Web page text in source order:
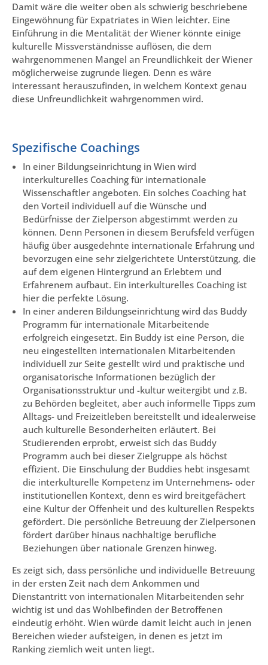
Damit wäre die weiter oben als schwierig beschriebene
Eingewöhnung für Expatriates in Wien leichter. Eine
Einführung in die Mentalität der Wiener könnte einige
kulturelle Missverständnisse auflösen, die dem
wahrgenommenen Mangel an Freundlichkeit der Wiener
möglicherweise zugrunde liegen. Denn es wäre
interessant herauszufinden, in welchem Kontext genau
diese Unfreundlichkeit wahrgenommen wird.
Spezifische Coachings
In einer Bildungseinrichtung in Wien wird
interkulturelles Coaching für internationale
Wissenschaftler angeboten. Ein solches Coaching hat
den Vorteil individuell auf die Wünsche und
Bedürfnisse der Zielperson abgestimmt werden zu
können. Denn Personen in diesem Berufsfeld verfügen
häufig über ausgedehnte internationale Erfahrung und
bevorzugen eine sehr zielgerichtete Unterstützung, die
auf dem eigenen Hintergrund an Erlebtem und
Erfahrenem aufbaut. Ein interkulturelles Coaching ist
hier die perfekte Lösung.
In einer anderen Bildungseinrichtung wird das Buddy
Programm für internationale Mitarbeitende
erfolgreich eingesetzt. Ein Buddy ist eine Person, die
neu eingestellten internationalen Mitarbeitenden
individuell zur Seite gestellt wird und praktische und
organisatorische Informationen bezüglich der
Organisationsstruktur und -kultur weitergibt und z.B.
zu Behörden begleitet, aber auch informelle Tipps zum
Alltags- und Freizeitleben bereitstellt und idealerweise
auch kulturelle Besonderheiten erläutert. Bei
Studierenden erprobt, erweist sich das Buddy
Programm auch bei dieser Zielgruppe als höchst
effizient. Die Einschulung der Buddies hebt insgesamt
die interkulturelle Kompetenz im Unternehmens- oder
institutionellen Kontext, denn es wird breitgefächert
eine Kultur der Offenheit und des kulturellen Respekts
gefördert. Die persönliche Betreuung der Zielpersonen
fördert darüber hinaus nachhaltige berufliche
Beziehungen über nationale Grenzen hinweg.
Es zeigt sich, dass persönliche und individuelle Betreuung
in der ersten Zeit nach dem Ankommen und
Dienstantritt von internationalen Mitarbeitenden sehr
wichtig ist und das Wohlbefinden der Betroffenen
eindeutig erhöht. Wien würde damit leicht auch in jenen
Bereichen wieder aufsteigen, in denen es jetzt im
Ranking ziemlich weit unten liegt.